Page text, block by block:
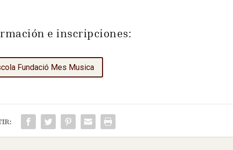
e inscripciones:
Fundació Mes Musica